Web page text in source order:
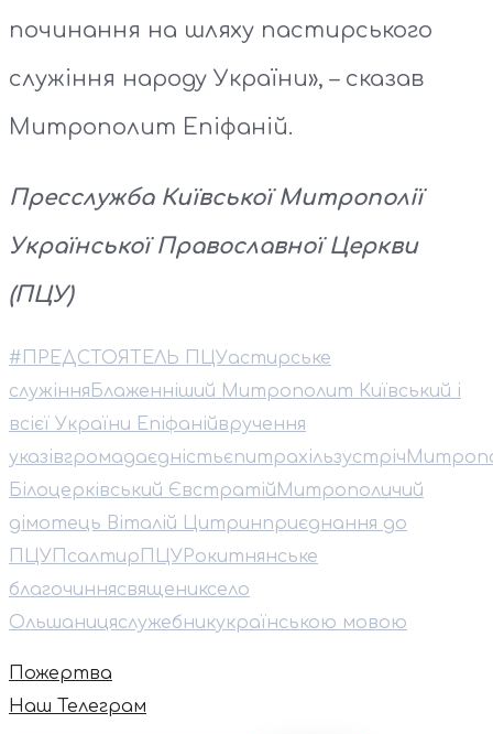
починання на шляху пастирського
служіння народу України», – сказав
Митрополит Епіфаній.
Пресслужба Київської Митрополії
Української Православної Церкви
(ПЦУ)
#ПРЕДСТОЯТЕЛЬ ПЦУастирське
служіння Блаженніший Митрополит Київський і
всієї України Епіфанійвручення
указівгромадаєдністьєпитрахільзустріч
Білоцерківський Євстратій Митрополичий
дімотець Віталій Цитринприєднання до
ПЦУ Псалтир ПЦУ Рокитнянське
благочиннясвящениксело
Ольшаницяслужебникукраїнською мовою
Пожертва
Наш Телеграм